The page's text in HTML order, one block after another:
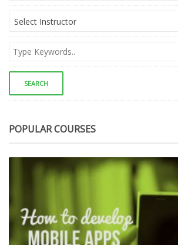
Select Instructor
POPULAR COURSES